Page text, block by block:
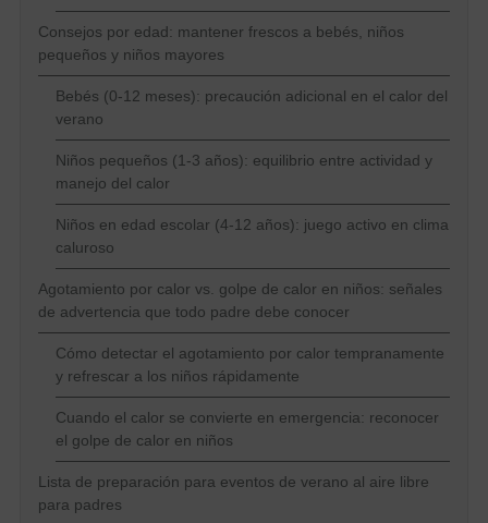
Consejos por edad: mantener frescos a bebés, niños
pequeños y niños mayores
Bebés (0-12 meses): precaución adicional en el calor del
verano
Niños pequeños (1-3 años): equilibrio entre actividad y
manejo del calor
Niños en edad escolar (4-12 años): juego activo en clima
caluroso
Agotamiento por calor vs. golpe de calor en niños: señales
de advertencia que todo padre debe conocer
Cómo detectar el agotamiento por calor tempranamente
y refrescar a los niños rápidamente
Cuando el calor se convierte en emergencia: reconocer
el golpe de calor en niños
Lista de preparación para eventos de verano al aire libre
para padres